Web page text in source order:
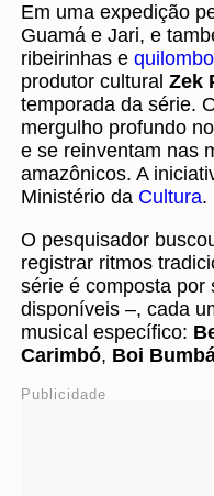
Em uma expedição
Guamá e Jari, e
ribeirinhas e
produtor cultural Zek
temporada da série.
mergulho profundo
e se reinventam nas
amazônicos. A
Ministério da Cultura.
O pesquisador
registrar ritmos
série é composta por
disponíveis –, cada
musical específico:
Carimbó, Boi
Publicidade